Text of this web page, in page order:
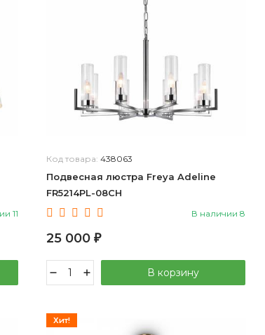
11
Код товара: 438063
Подвесная люстра Freya Adeline
FR5214PL-08CH
В наличии 8
25 000 ₽
В корзину
Хит!